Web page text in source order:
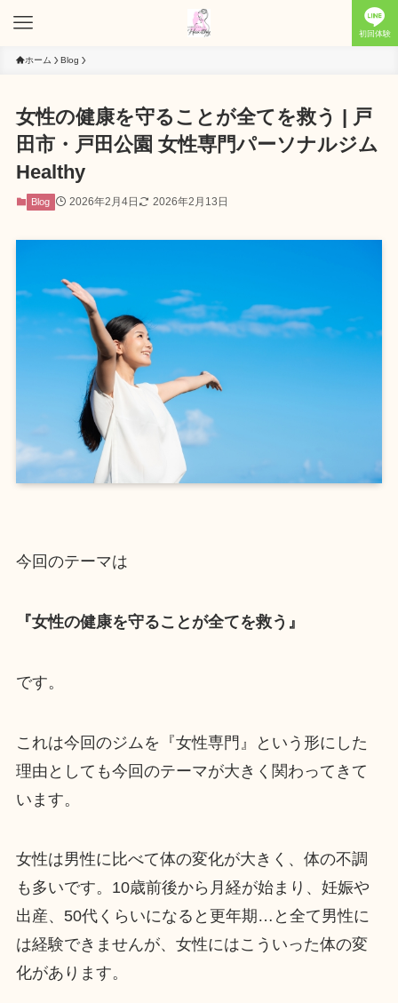
初回体験
ホーム Blog
女性の健康を守ることが全てを救う | 戸
田市・戸田公園 女性専門パーソナルジム
Healthy
Blog 2026年2月4日 2026年2月13日
今回のテーマは
『女性の健康を守ることが全てを救う』
です。
これは今回のジムを『女性専門』という形にした
理由としても今回のテーマが大きく関わってきて
います。
女性は男性に比べて体の変化が大きく、体の不調
も多いです。10歳前後から月経が始まり、妊娠や
出産、50代くらいになると更年期…と全て男性に
は経験できませんが、女性にはこういった体の変
化があります。